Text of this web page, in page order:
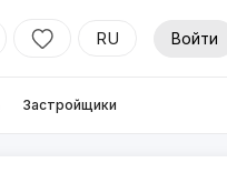
RU Войти
Застройщики